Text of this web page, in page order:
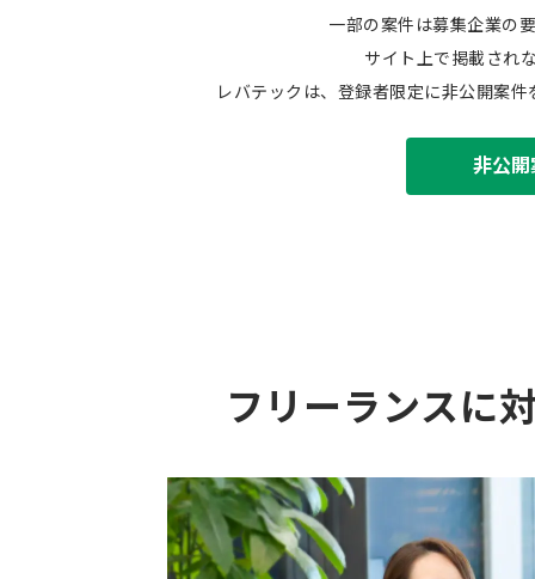
一部の案件は募集企業の
サイト上で掲載され
レバテックは、登録者限定に非公開案
非公
フリーランスに